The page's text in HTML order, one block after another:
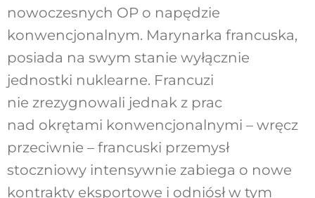
nowoczesnych OP o napędzie
konwencjonalnym. Marynarka francuska,
posiada na swym stanie wyłącznie
jednostki nuklearne. Francuzi
nie zrezygnowali jednak z prac
nad okrętami konwencjonalnymi – wręcz
przeciwnie – francuski przemysł
stoczniowy intensywnie zabiega o nowe
kontrakty eksportowe i odniósł w tym